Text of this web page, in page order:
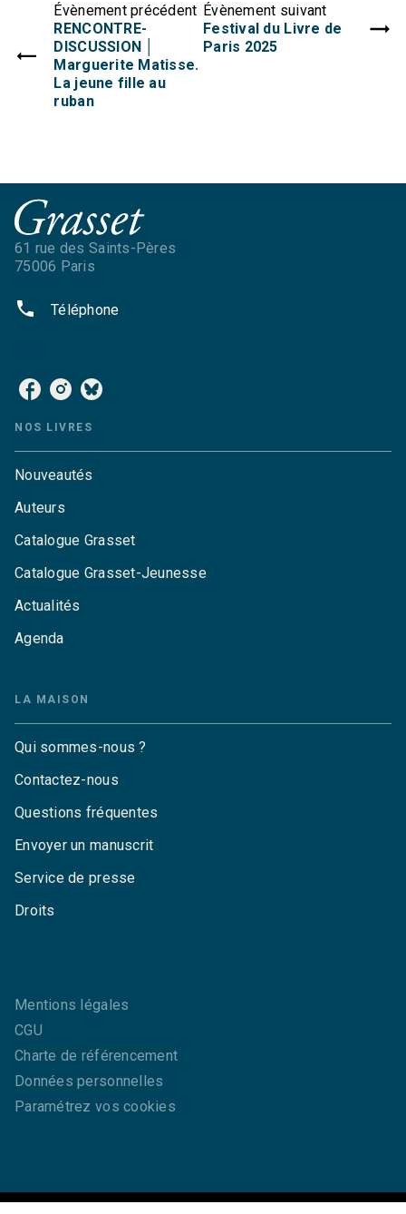
Évènement précédent
RENCONTRE-
DISCUSSION │
Marguerite Matisse.
La jeune fille au
ruban
Évènement suivant
Festival du Livre de
Paris 2025
61 rue des Saints-Pères
75006 Paris
phone Téléphone
NOS LIVRES
Nouveautés
Auteurs
Catalogue Grasset
Catalogue Grasset-Jeunesse
Actualités
Agenda
LA MAISON
Qui sommes-nous ?
Contactez-nous
Questions fréquentes
Envoyer un manuscrit
Service de presse
Droits
Mentions légales
CGU
Charte de référencement
Données personnelles
Paramétrez vos cookies
GRASSET© 2026